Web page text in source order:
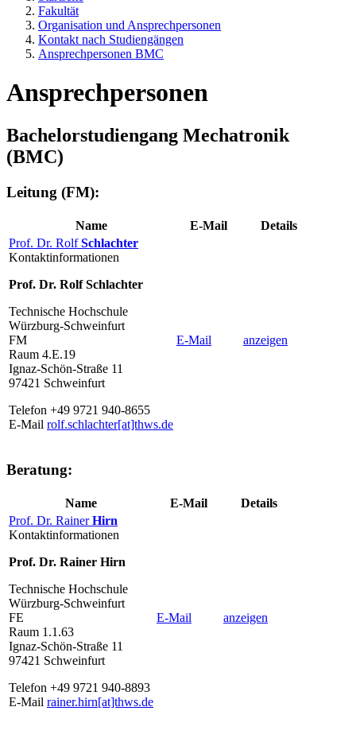
Fakultät
Organisation und Ansprechpersonen
Kontakt nach Studiengängen
Ansprechpersonen BMC
Ansprechpersonen
Bachelorstudiengang Mechatronik
(BMC)
Leitung (FM):
Name E-Mail
Details
Prof. Dr. RolfSchlachter
Kontaktinformationen
Prof. Dr. Rolf Schlachter
Technische Hochschule
Würzburg-Schweinfurt
FM
Raum 4.E.19
Ignaz-Schön-Straße 11
97421 Schweinfurt
Telefon +49 9721 940-8655
E-Mail rolf.schlachter[at]thws.de
E-Mail anzeigen
Beratung:
Name E-Mail
Details
Prof. Dr. RainerHirn
Kontaktinformationen
Prof. Dr. Rainer Hirn
Technische Hochschule
Würzburg-Schweinfurt
FE
Raum 1.1.63
Ignaz-Schön-Straße 11
97421 Schweinfurt
Telefon +49 9721 940-8893
E-Mail rainer.hirn[at]thws.de
E-Mail anzeigen